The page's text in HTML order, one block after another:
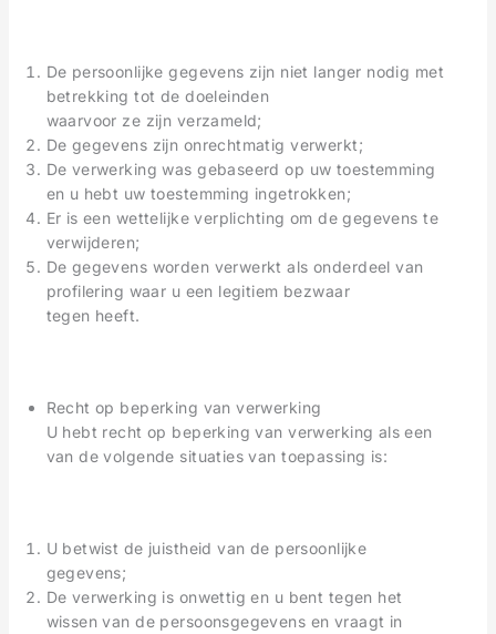
De persoonlijke gegevens zijn niet langer nodig met
betrekking tot de doeleinden
waarvoor ze zijn verzameld;
De gegevens zijn onrechtmatig verwerkt;
De verwerking was gebaseerd op uw toestemming
en u hebt uw toestemming ingetrokken;
Er is een wettelijke verplichting om de gegevens te
verwijderen;
De gegevens worden verwerkt als onderdeel van
profilering waar u een legitiem bezwaar
tegen heeft.
Recht op beperking van verwerking
U hebt recht op beperking van verwerking als een
van de volgende situaties van toepassing is:
U betwist de juistheid van de persoonlijke
gegevens;
De verwerking is onwettig en u bent tegen het
wissen van de persoonsgegevens en vraagt in